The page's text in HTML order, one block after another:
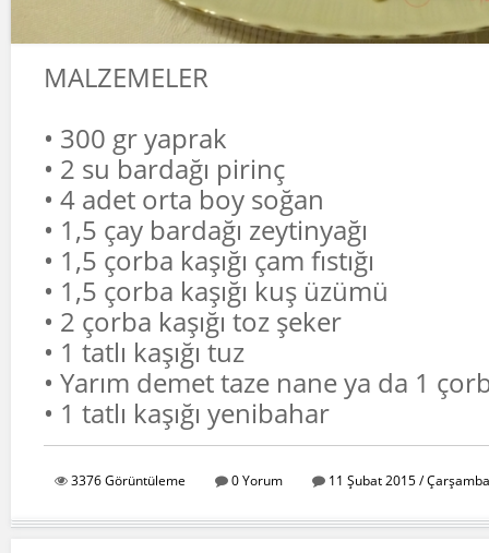
MALZEMELER
• 300 gr yaprak
• 2 su bardağı pirinç
• 4 adet orta boy soğan
• 1,5 çay bardağı zeytinyağı
• 1,5 çorba kaşığı çam fıstığı
• 1,5 çorba kaşığı kuş üzümü
• 2 çorba kaşığı toz şeker
• 1 tatlı kaşığı tuz
• Yarım demet taze nane ya da 1
• 1 tatlı kaşığı yenibahar
3376 Görüntüleme 0 Yorum 11 Şubat 2015 /